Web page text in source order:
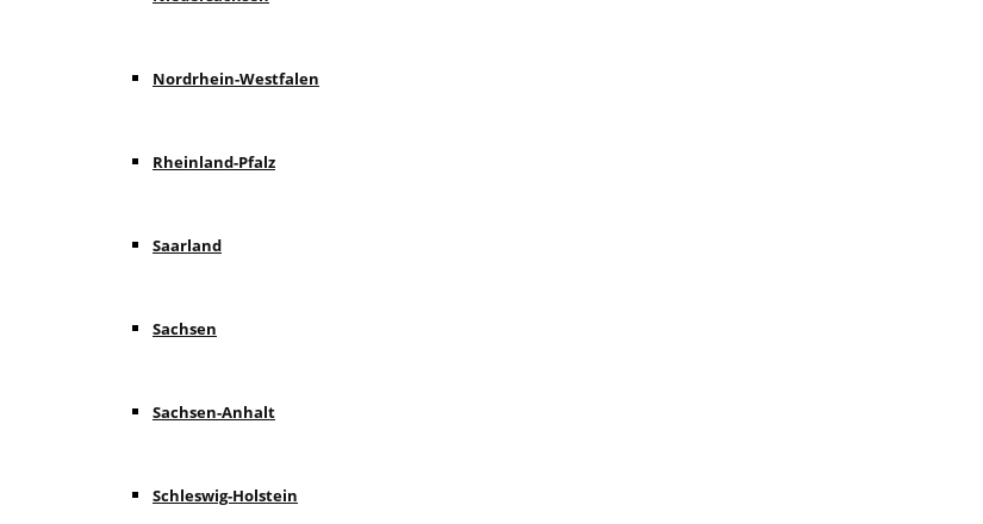
Nordrhein-Westfalen
Rheinland-Pfalz
Saarland
Sachsen
Sachsen-Anhalt
Schleswig-Holstein